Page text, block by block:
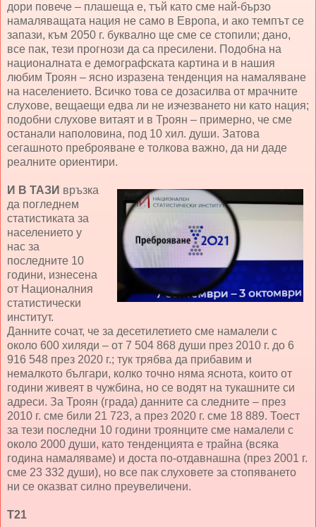
дори повече – плашеща е, тъй като сме най-бързо
намаляващата нация не само в Европа, и ако темпът се
запази, към 2050 г. буквално ще сме се стопили; дано,
все пак, тези прогнози да са пресилени. Подобна на
националната е демографската картина и в нашия
любим Троян – ясно изразена тенденция на намаляване
на населението. Всичко това се дозасилва от мрачните
слухове, вещаещи едва ли не изчезването ни като нация;
подобни слухове витаят и в Троян – примерно, че сме
останали наполовина, под 10 хил. души. Затова
сегашното преброяване е толкова важно, да ни даде
реалните ориентири.
И В ТАЗИ връзка
да погледнем
статистиката за
населението у
нас за
последните 10
години, изнесена
от Националния
статистически
институт.
Данните сочат, че за десетилетието сме намалели с
около 600 хиляди – от 7 504 868 души през 2010 г. до 6
916 548 през 2020 г.; тук трябва да прибавим и
немалкото българи, колко точно няма яснота, които от
години живеят в чужбина, но се водят на тукашните си
адреси. За Троян (града) данните са следните – през
2010 г. сме били 21 723, а през 2020 г. сме 18 889. Тоест
за тези последни 10 години троянците сме намалели с
около 2000 души, като тенденцията е трайна (всяка
година намаляваме) и доста по-отдавнашна (през 2001 г.
сме 23 332 души), но все пак слуховете за стопяването
ни се оказват силно преувеличени.
Т21